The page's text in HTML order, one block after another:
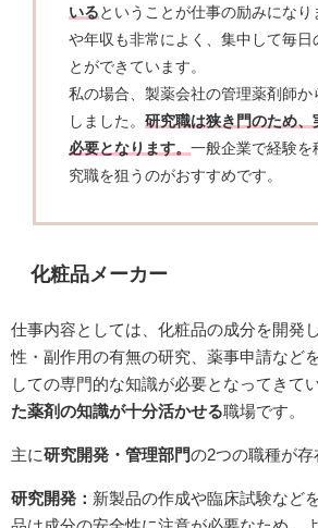
いる ということが仕事の励みになり
や年収も非常によく、集中して毎日
とができています。
私の場合、製薬会社の管理薬剤師か
しました。 研究職は狭き門のため、
必要となります。 一般企業で経験を
究職を狙うのがおすすめです。
化粧品メーカー
仕事内容としては、化粧品の成分を開発
性・副作用の有無の研究、薬事申請など
しての専門的な知識が必要となってきて
た薬剤の知識が十分活かせる職場です。
主に研究開発・管理部門の2つの職種が存
研究開発： 新製品の作成や臨床試験など